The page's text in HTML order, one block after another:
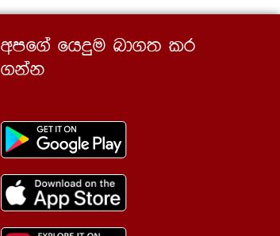
wmf.a fhÿu nd.; lr
.kak